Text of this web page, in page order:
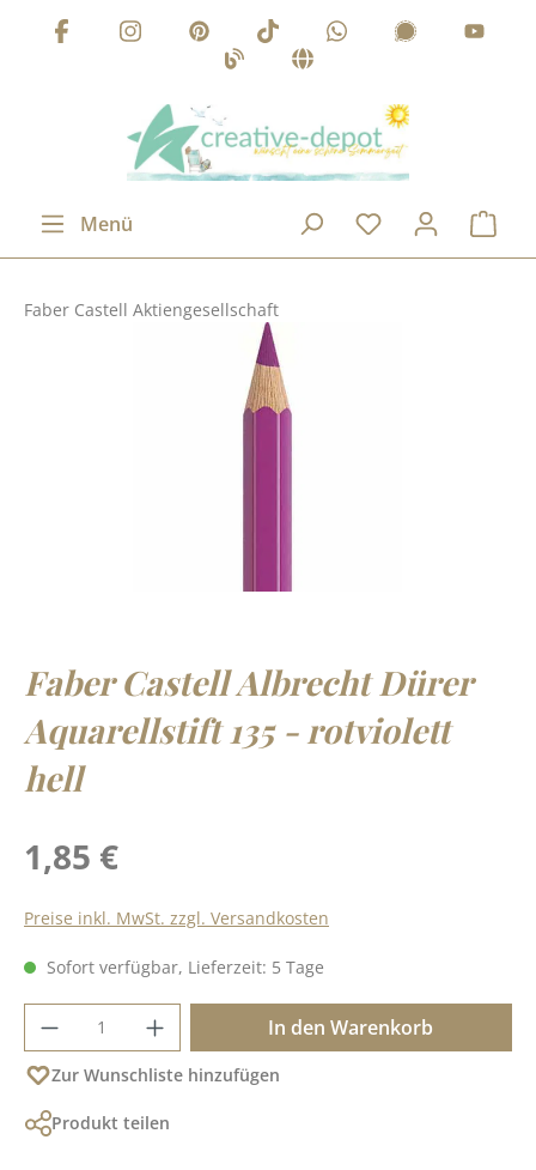
Zum Hauptinhalt springen
Menü
Faber Castell Aktiengesellschaft
Faber Castell Albrecht Dürer
Aquarellstift 135 - rotviolett
hell
Regulärer Preis:
1,85 €
Preise inkl. MwSt. zzgl. Versandkosten
Sofort verfügbar, Lieferzeit: 5 Tage
Produkt Anzahl: Gib den gewünschten
In den Warenkorb
Zur Wunschliste hinzufügen
Produkt teilen